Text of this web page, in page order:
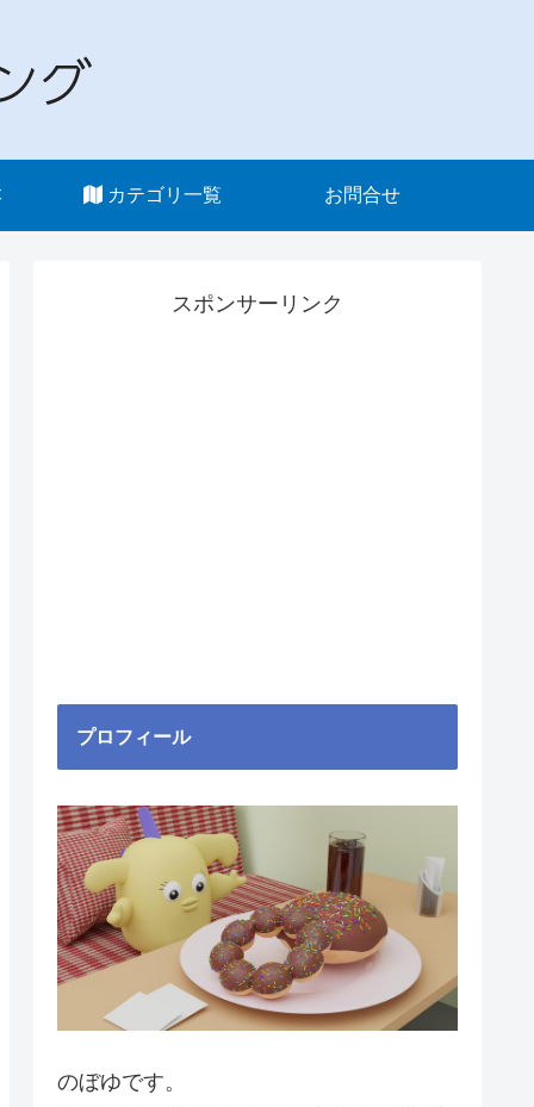
カテゴリ一覧 お問合せ
スポンサーリンク
プロフィール
のぼゆです。